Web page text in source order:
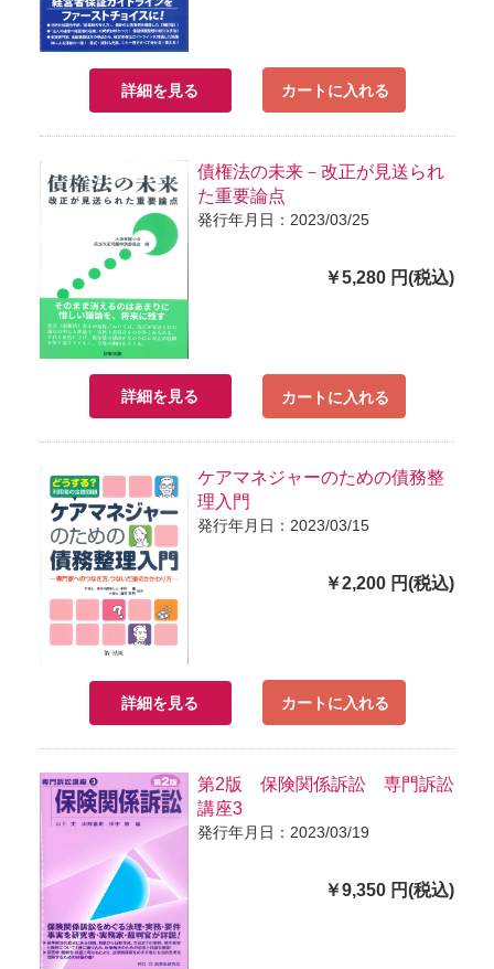
詳細を見る カートに入れる
債権法の未来－改正が見送られ
た重要論点
発行年月日：2023/03/25
￥5,280 円(税込)
詳細を見る カートに入れる
ケアマネジャーのための債務整
理入門
発行年月日：2023/03/15
￥2,200 円(税込)
詳細を見る カートに入れる
第2版 保険関係訴訟 専門訴訟
講座3
発行年月日：2023/03/19
￥9,350 円(税込)